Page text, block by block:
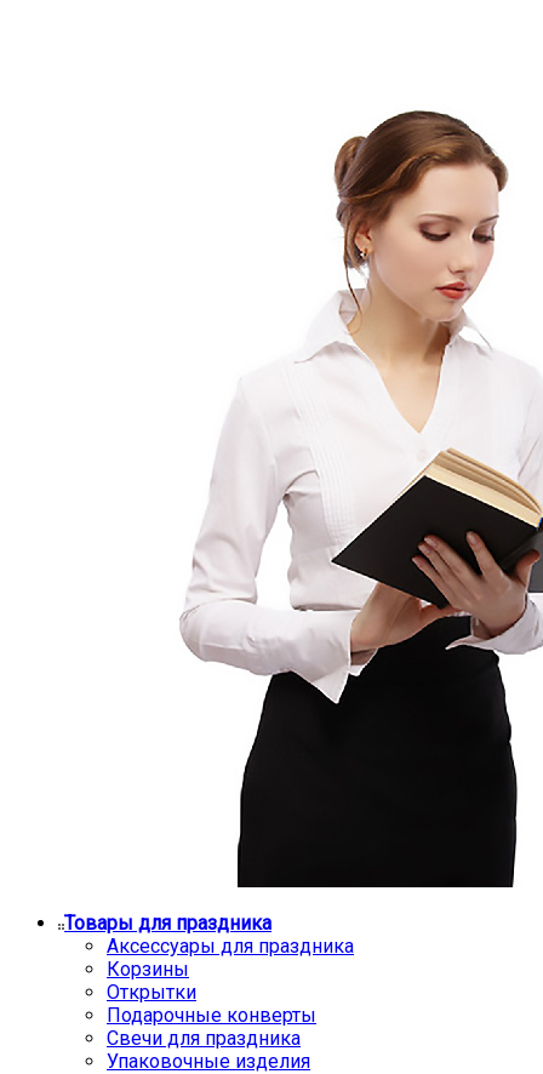
Товары для праздника
Аксессуары для праздника
Корзины
Открытки
Подарочные конверты
Свечи для праздника
Упаковочные изделия